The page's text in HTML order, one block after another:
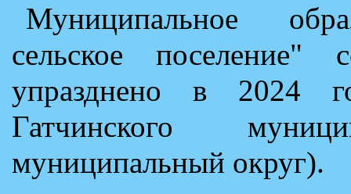
Муниципальное
сельское
упразднено в 2024
Гатчинского
муниципальный округ).